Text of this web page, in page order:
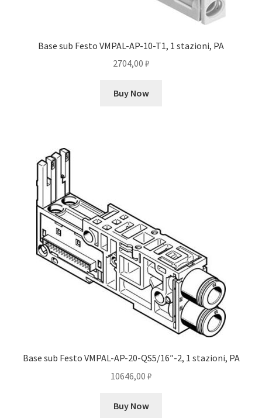
Base sub Festo VMPAL-AP-10-T1, 1 stazioni, PA
2704,00 ₽
Buy Now
Base sub Festo VMPAL-AP-20-QS5/16″-2, 1 stazioni, PA
10646,00 ₽
Buy Now